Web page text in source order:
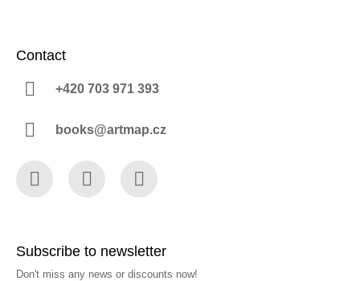
Contact
+420 703 971 393
books@artmap.cz
Subscribe to newsletter
Don't miss any news or discounts now!